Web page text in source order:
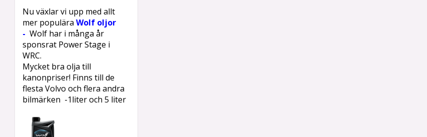
Nu växlar vi upp med allt
mer populära Wolf oljor
- Wolf har i många år
sponsrat Power Stage i
WRC.
Mycket bra olja till
kanonpriser! Finns till de
flesta Volvo och flera andra
bilmärken -1liter och 5 liter